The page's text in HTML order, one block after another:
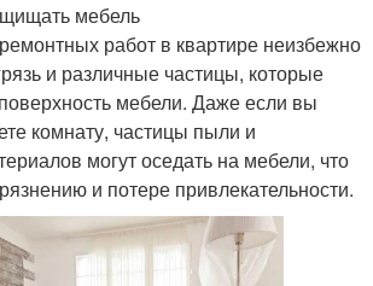
мебель
работ в квартире неизбежно
и различные частицы, которые
мебели. Даже если вы
комнату, частицы пыли и
могут оседать на мебели, что
и потере привлекательности.